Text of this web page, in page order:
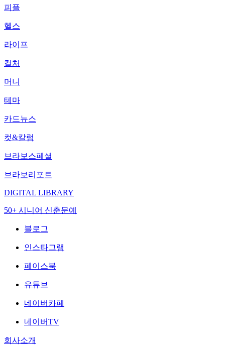
피플
헬스
라이프
컬처
머니
테마
카드뉴스
컷&칼럼
브라보스페셜
브라보리포트
DIGITAL LIBRARY
50+ 시니어 신춘문예
블로그
인스타그램
페이스북
유튜브
네이버카페
네이버TV
회사소개